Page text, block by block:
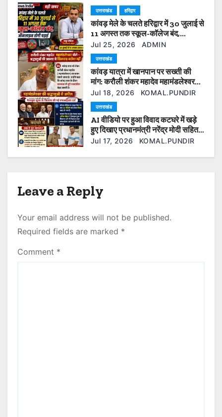
a
t
i
o
n
उत्तराखंड हरिद्वार
कांवड़ मेले के चलते हरिद्वार में 30 जुलाई से
11 अगस्त तक स्कूल-कॉलेज बंद,
ऑनलाइन होगी पढ़ाई
Jul 25, 2026 ADMIN
उत्तराखंड
कांवड़ यात्रा में खानपान पर सख्ती की
मांग: करौली शंकर महादेव महामंडलेश्वर
बोले— श्रद्धालुओं की आस्था से खिलवाड़
बर्दाश्त नहीं
Jul 18, 2026 KOMAL.PUNDIR
उत्तराखंड
AI वीडियो पर हुआ विवाद कटघरे में खड़े
हुए दिखाए प्रधानमंत्री नरेंद्र मोदी सहित
कई ओर नेता फेसबुक यूजर के खिलाफ की
Jul 17, 2026 KOMAL.PUNDIR
Leave a Reply
Your email address will not be published.
Required fields are marked *
Comment *